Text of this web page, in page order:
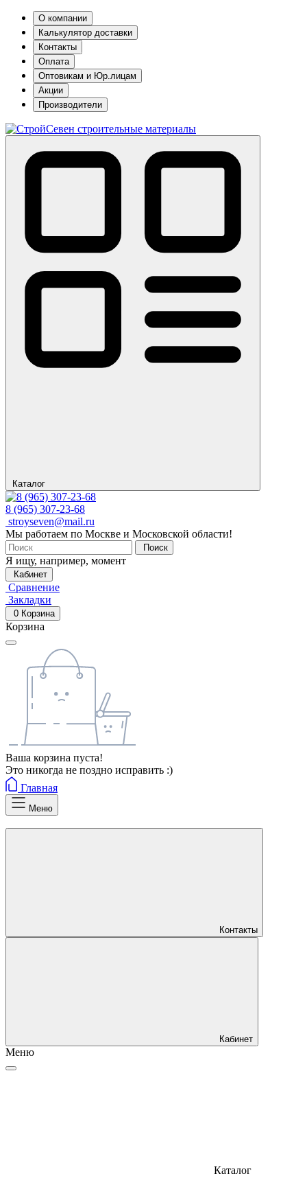
О компании
Калькулятор доставки
Контакты
Оплата
Оптовикам и Юр.лицам
Акции
Производители
Каталог
8 (965) 307-23-68
stroyseven@mail.ru
Мы работаем по Москве и Московской области!
Поиск
Я ищу, например, момент
Кабинет
Сравнение
Закладки
0 Корзина
Корзина
Ваша корзина пуста!
Это никогда не поздно исправить :)
Главная
Меню
Контакты
Кабинет
Меню
Каталог